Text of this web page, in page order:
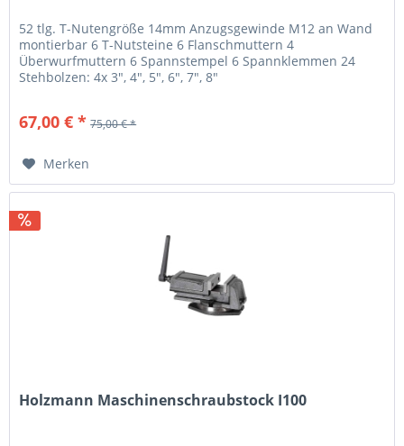
52 tlg. T-Nutengröße 14mm Anzugsgewinde M12 an Wand
montierbar 6 T-Nutsteine 6 Flanschmuttern 4
Überwurfmuttern 6 Spannstempel 6 Spannklemmen 24
Stehbolzen: 4x 3", 4", 5", 6", 7", 8"
67,00 € * 75,00 € *
Merken
Holzmann Maschinenschraubstock I100